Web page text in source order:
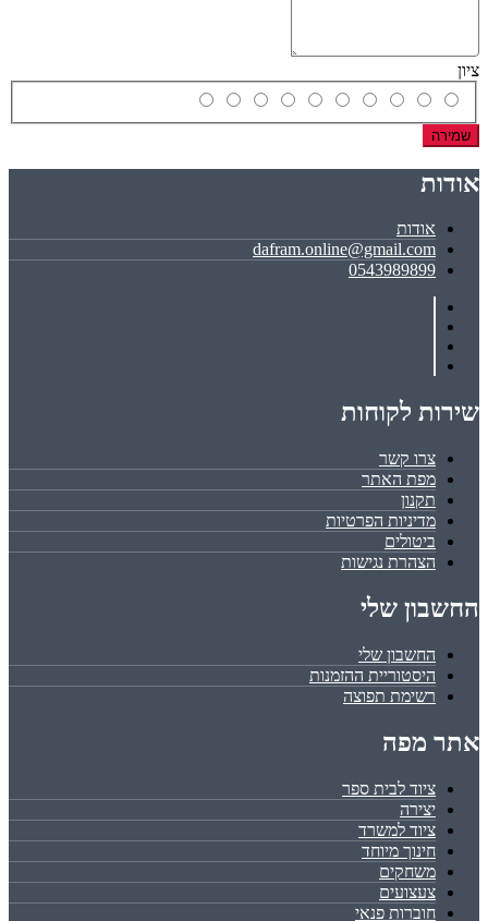
ציון
שמירה
אודות
אודות
dafram.online@gmail.com
0543989899
שירות לקוחות
צרו קשר
מפת האתר
תקנון
מדיניות הפרטיות
ביטולים
הצהרת נגישות
החשבון שלי
החשבון שלי
היסטוריית ההזמנות
רשימת תפוצה
אתר מפה
ציוד לבית ספר
יצירה
ציוד למשרד
חינוך מיוחד
משחקים
צעצועים
חוברות פנאי